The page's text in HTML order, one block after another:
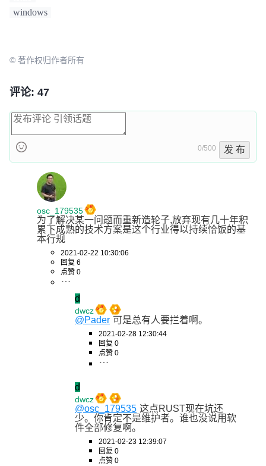
windows
© 著作权归作者所有
评论: 47
0/500 发 布
osc_179535
为了解决某一问题而重新造轮子,放弃现有几十年积
累下成熟的技术方案是这个行业得以持续恰饭的基
本行规
2021-02-22 10:30:06
回复 6
点赞 0
d
dwcz
@Pader 可是总有人要拦着啊。
2021-02-28 12:30:44
回复 0
点赞 0
d
dwcz
@osc_179535 这点RUST现在坑还
少。你肯定不是维护者。谁也没说用软
件全部修复啊。
2021-02-23 12:39:07
回复 0
点赞 0